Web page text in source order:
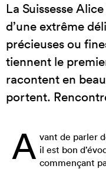
La Suissesse
d’une extrême
précieuses ou
tiennent le
racontent en
portent.
A vant de parler
il est bon
commençant